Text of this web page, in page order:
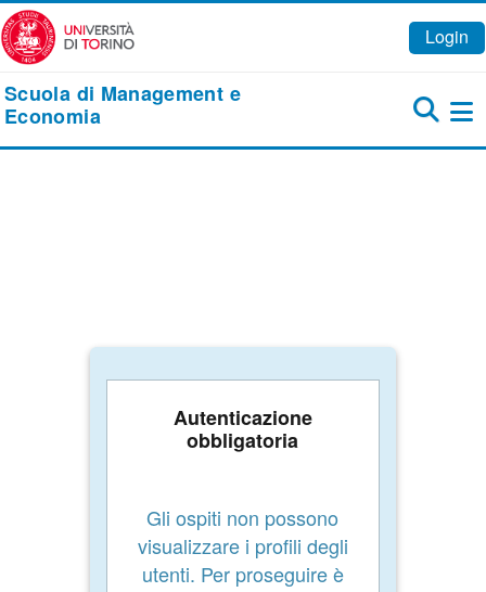
Vai al contenuto principale
Login
Scuola di Management e
Economia
Autenticazione
obbligatoria
Gli ospiti non possono
visualizzare i profili degli
utenti. Per proseguire è